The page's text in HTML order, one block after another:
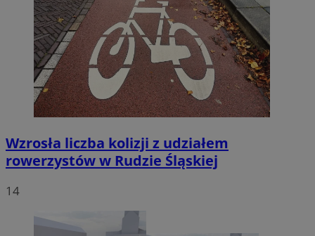
Wzrosła liczba kolizji z udziałem
rowerzystów w Rudzie Śląskiej
14